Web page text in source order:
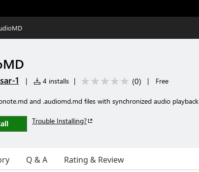
1 | 4 installs | (0) | Free
and .audiomd.md files with synchronized audio playback
Trouble Installing?
Q & A Rating & Review